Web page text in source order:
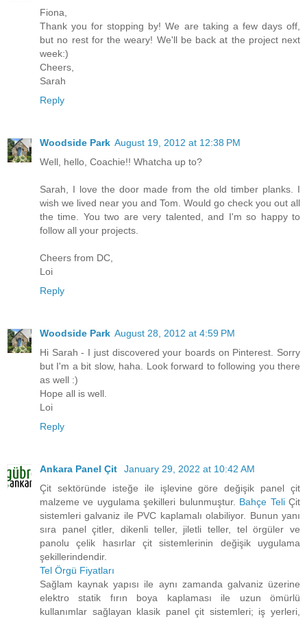
Fiona,
Thank you for stopping by! We are taking a few days off,
but no rest for the weary! We'll be back at the project next
week:)
Cheers,
Sarah
Reply
Woodside Park August 19, 2012 at 12:38 PM
Well, hello, Coachie!! Whatcha up to?
Sarah, I love the door made from the old timber planks. I
wish we lived near you and Tom. Would go check you out all
the time. You two are very talented, and I'm so happy to
follow all your projects.
Cheers from DC,
Loi
Reply
Woodside Park August 28, 2012 at 4:59 PM
Hi Sarah - I just discovered your boards on Pinterest. Sorry
but I'm a bit slow, haha. Look forward to following you there
as well :)
Hope all is well.
Loi
Reply
Ankara Panel Çit
January 29, 2022 at 10:42 AM
Çit sektöründe isteğe ile işlevine göre değişik panel çit
malzeme ve uygulama şekilleri bulunmuştur. Bahçe TeliÇit
sistemleri galvaniz ile PVC kaplamalı olabiliyor. Bunun yanı
sıra panel çitler, dikenli teller, jiletli teller, tel örgüler ve
panolu çelik hasırlar çit sistemlerinin değişik uygulama
şekillerindendir.
Tel Örgü Fiyatları
Sağlam kaynak yapısı ile aynı zamanda galvaniz üzerine
elektro statik fırın boya kaplaması ile uzun ömürlü
kullanımlar sağlayan klasik panel çit sistemleri; iş yerleri,